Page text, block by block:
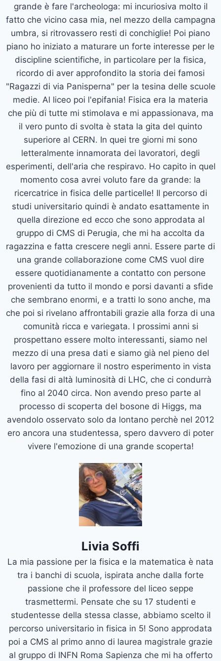
grande è fare l'archeologa: mi incuriosiva molto il
fatto che vicino casa mia, nel mezzo della campagna
umbra, si ritrovassero resti di conchiglie! Poi piano
piano ho iniziato a maturare un forte interesse per le
discipline scientifiche, in particolare per la fisica,
ricordo di aver approfondito la storia dei famosi
"Ragazzi di via Panisperna" per la tesina delle scuole
medie. Al liceo poi l'epifania! Fisica era la materia
che più di tutte mi stimolava e mi appassionava, ma
il vero punto di svolta è stata la gita del quinto
superiore al CERN. In quei tre giorni mi sono
letteralmente innamorata dei lavoratori, degli
esperimenti, dell'aria che respiravo. Ho capito in quel
momento cosa avrei voluto fare da grande: la
ricercatrice in fisica delle particelle! Il percorso di
studi universitario quindi è andato esattamente in
quella direzione ed ecco che sono approdata al
gruppo di CMS di Perugia, che mi ha accolta da
ragazzina e fatta crescere negli anni. Essere parte di
una grande collaborazione come CMS vuol dire
essere quotidianamente a contatto con persone
provenienti da tutto il mondo e porsi davanti a sfide
che sembrano enormi, e a tratti lo sono anche, ma
che poi si rivelano affrontabili grazie alla forza di una
comunità ricca e variegata. I prossimi anni si
prospettano essere molto interessanti, siamo nel
mezzo di una presa dati e siamo già nel pieno del
lavoro per aggiornare il nostro esperimento in vista
della fasi di altà luminosità di LHC, che ci condurrà
fino al 2040 circa. Non avendo preso parte al
processo di scoperta del bosone di Higgs, ma
avendolo osservato solo da lontano perchè nel 2012
ero ancora una studentessa, spero davvero di poter
vivere l'emozione di una grande scoperta!
Livia Soffi
La mia passione per la fisica e la matematica è nata
tra i banchi di scuola, ispirata anche dalla forte
passione che il professore del liceo seppe
trasmettermi. Pensate che su 17 studenti e
studentesse della stessa classe, abbiamo scelto il
percorso universitario in fisica in 5! Sono approdata
poi a CMS al primo anno di laurea magistrale grazie
al gruppo di INFN Roma Sapienza che mi ha offerto